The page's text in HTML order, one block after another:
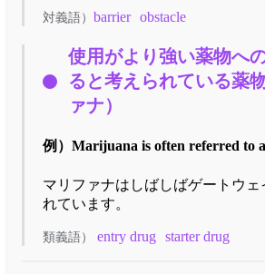
対義語） barrier obstacle
使用がより強い薬物へ
ると考えられている薬
ァナ）
例） Marijuana is often referred to
マリファナはしばしばゲートウ
れています。
類義語） entry drug starter drug